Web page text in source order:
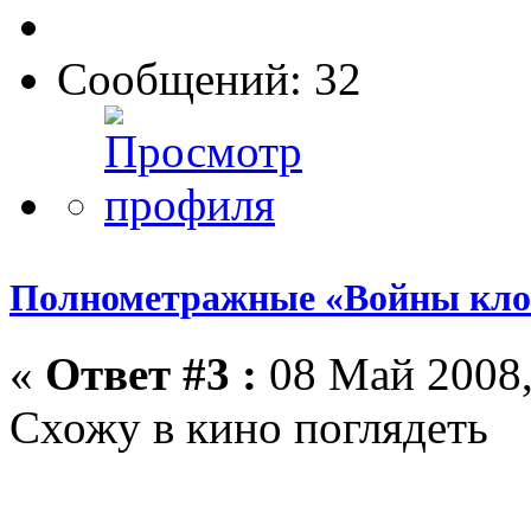
Сообщений: 32
Полнометражные «Войны
« Ответ #3 : 08 Май
Схожу в кино поглядеть